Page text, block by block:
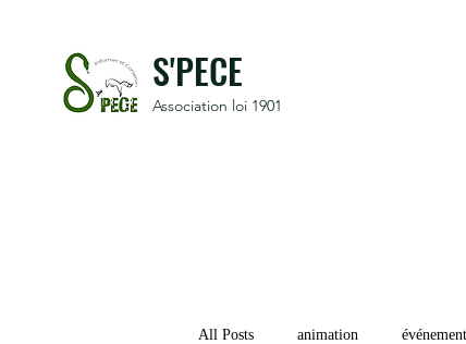
S'PECE
Association loi 1901
All Posts animation événement